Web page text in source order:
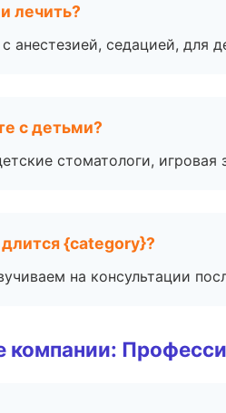
лечить?
анестезией, седацией, для
с детьми?
стоматологи, игровая
{category}?
на консультации